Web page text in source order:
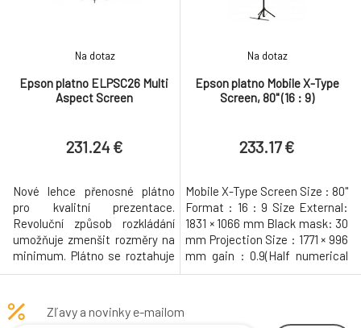
Epson platno ELPSC26 Multi
Aspect Screen
Na dotaz
231.24 €
Nové lehce přenosné plátno
pro kvalitní prezentace.
Revoluční způsob rozkládání
umožňuje zmenšit rozměry na
minimum. Plátno se roztahuje
do stran, nikoliv do výšky jako
vytvořit velkou projekční plochu
při zachování malých rozměrů
Epson platno Mobile X-Type
Screen, 80" (16 : 9)
Na dotaz
233.17 €
Mobile X-Type Screen Size : 80"
Format : 16 : 9 Size External:
1831 × 1066 mm Black mask: 30
mm Projection Size : 1771 × 996
mm gain : 0.9(Half numerical
value angle120°)
Zľavy a novinky e-mailom